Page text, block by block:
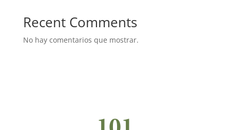
Recent Comments
No hay comentarios que mostrar.